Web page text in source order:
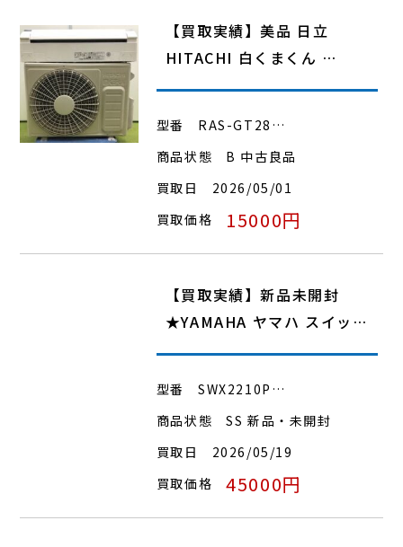
【買取実績】美品 日立
HITACHI 白くまくん …
型番
RAS-GT28…
商品状態
B 中古良品
買取日
2026/05/01
買取価格
15000円
【買取実績】新品未開封
★YAMAHA ヤマハ スイッ…
型番
SWX2210P…
商品状態
SS 新品・未開封
買取日
2026/05/19
買取価格
45000円